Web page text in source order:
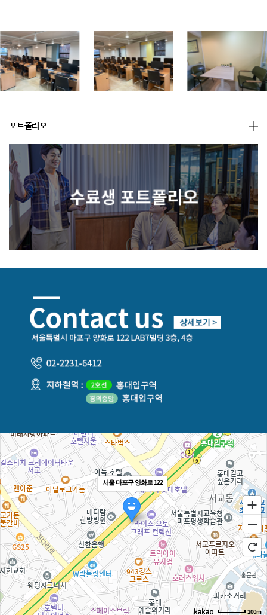
포트폴리오
서울 마포구 양화로 122
100m